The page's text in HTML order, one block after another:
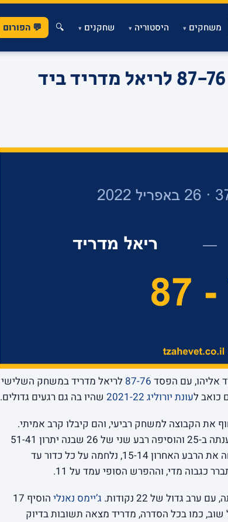
משחקים▾ היסטוריה▾ שחקנים▾
🔍 💬 הפורום
העונה האירופית נגמרה: 87-76 לריאל מדריד ביד
אליהו, עם הפסד 87-76 לריאל מדריד במשחק השלישי
עונת יורוליג 2021-22
שהיו בה גם רגעים גדולים.
את הקבוצה למשחק רביעי, והם קיבלו קרב אמיתי.
מכבי פתחה עם רבע של 22 נקודות, אבל מדריד ענתה ב-25 והוסיפה רבע שני של 26 שבנה יתרון 51-41
במחצית. משם מכבי רדפה בלי הפסקה. היא לקחה את הרבע האחרון 15-14, נלחמה על כל כדור עד
כגבוה מדי, וההפרש הסופי עמד על 11.
גדול של 22 נקודות. ג’יימס נאנלי
הוסיף 17
אבל שוב, כמו בכל הסדרה, מדריד מצאה תשובות בדיוק